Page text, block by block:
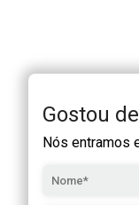
Gostou
Nós entramos